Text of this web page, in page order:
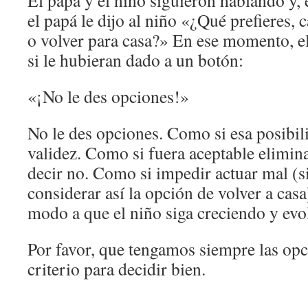
el papá le dijo al niño «¿Qué prefieres,
o volver para casa?» En ese momento,
si le hubieran dado a un botón:
«¡No le des opciones!»
No le des opciones. Como si esa
validez. Como si fuera aceptable
decir no. Como si impedir actuar mal
considerar así la opción de volver a
modo a que el niño siga creciendo y
Por favor, que tengamos siempre las
criterio para decidir bien.